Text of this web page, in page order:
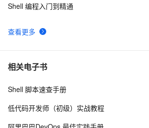
查看更多
Shell 编程入门到精通
相关电子书
Shell 脚本速查手册
低代码开发师（初级）实战教程